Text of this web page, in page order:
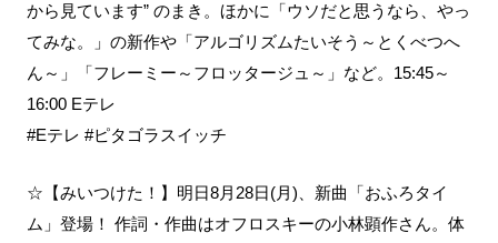
から見ています” のまき。ほかに「ウソだと思うなら、やっ
てみな。」の新作や「アルゴリズムたいそう～とくべつへ
ん～」「フレーミー～フロッタージュ～」など。15:45～
16:00 Eテレ
#Eテレ #ピタゴラスイッチ
☆【みいつけた！】明日8月28日(月)、新曲「おふろタイ
ム」登場！ 作詞・作曲はオフロスキーの小林顕作さん。体